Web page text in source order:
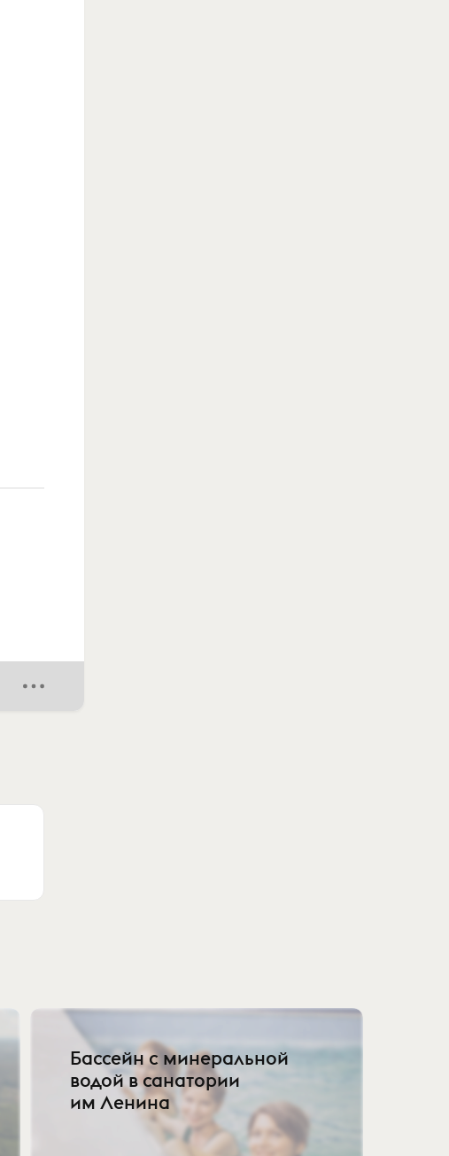
Бассейн с минеральной
водой в санатории
им Ленина